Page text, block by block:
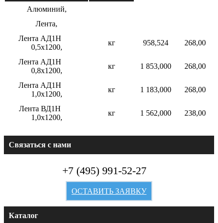
Алюминий,
Лента,
Лента АД1Н
0,5х1200,
кг 958,524 268,00
Лента АД1Н
0,8х1200,
кг 1 853,000 268,00
Лента АД1Н
1,0х1200,
кг 1 183,000 268,00
Лента ВД1Н
1,0х1200,
кг 1 562,000 238,00
Связаться с нами
+7 (495) 991-52-27
ОСТАВИТЬ ЗАЯВКУ
Каталог